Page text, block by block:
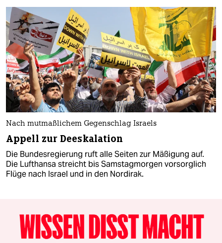
Nach mutmaßlichem Gegenschlag Israels
Appell zur Deeskalation
Die Bundesregierung ruft alle Seiten zur Mäßigung auf.
Die Lufthansa streicht bis Samstagmorgen vorsorglich
Flüge nach Israel und in den Nordirak.